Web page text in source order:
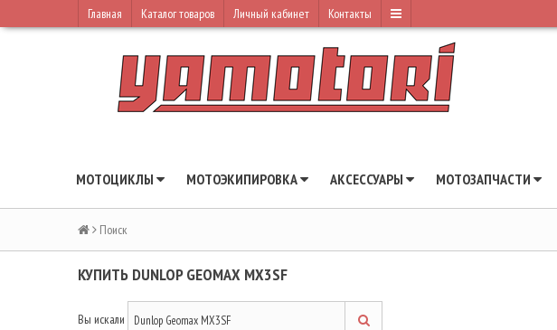
Главная Каталог товаров Личный кабинет Контакты
МОТОЦИКЛЫ МОТОЭКИПИРОВКА АКСЕССУАРЫ МОТОЗАПЧАСТИ
Поиск
КУПИТЬ DUNLOP GEOMAX MX3SF
Вы искали